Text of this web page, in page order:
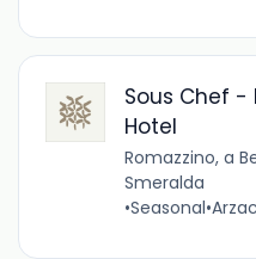
Sous Chef -
Hotel
Romazzino, a
Smeralda
•Seasonal•